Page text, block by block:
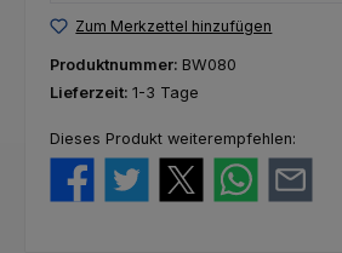
Zum Merkzettel hinzufügen
Produktnummer: BW080
Lieferzeit: 1-3 Tage
Dieses Produkt weiterempfehlen: